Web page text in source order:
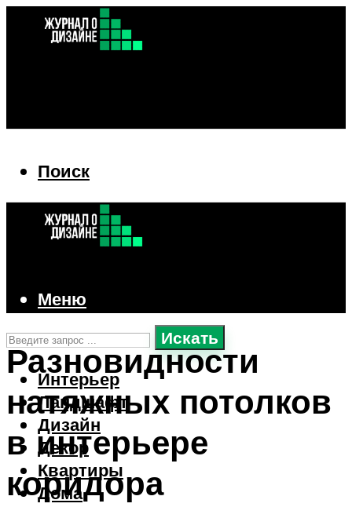
Поиск
Искать
Интерьер
Ландшафт
Дизайн
Декор
Квартиры
Дома
Меню
Разновидности
натяжных потолков
в интерьере
коридора